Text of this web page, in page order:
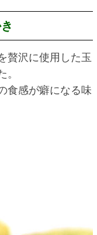
贅沢に使用した玉
食感が癖になる味